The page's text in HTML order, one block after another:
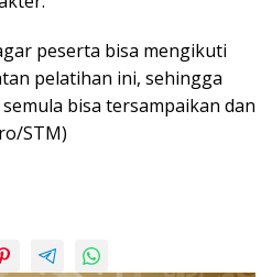
peserta bisa mengikuti
pelatihan ini, sehingga
bisa tersampaikan dan
STM)